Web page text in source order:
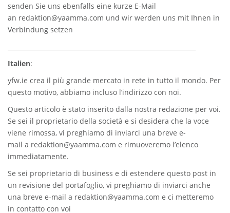
senden Sie uns ebenfalls eine kurze E-Mail
an redaktion@yaamma.com und wir werden uns mit Ihnen in
Verbindung setzen
Italien:
yfw.ie crea il più grande mercato in rete in tutto il mondo. Per
questo motivo, abbiamo incluso l’indirizzo con noi.
Questo articolo è stato inserito dalla nostra redazione per voi.
Se sei il proprietario della società e si desidera che la voce
viene rimossa, vi preghiamo di inviarci una breve e-
mail a redaktion@yaamma.com e rimuoveremo l’elenco
immediatamente.
Se sei proprietario di business e di estendere questo post in
un revisione del portafoglio, vi preghiamo di inviarci anche
una breve e-mail a redaktion@yaamma.com e ci metteremo
in contatto con voi